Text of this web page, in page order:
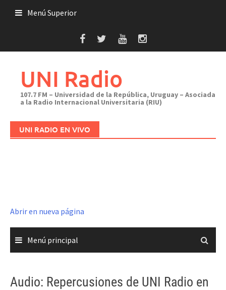
Menú Superior
UNI Radio
107.7 FM – Universidad de la República, Uruguay – Asociada
a la Radio Internacional Universitaria (RIU)
UNI RADIO EN VIVO
Abrir en nueva página
Menú principal
Audio: Repercusiones de UNI Radio en